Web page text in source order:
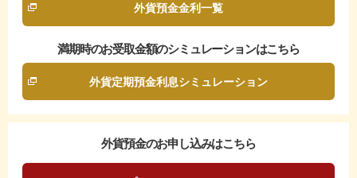
外貨預金金利一覧
満期時のお受取金額のシミュレーションはこちら
外貨定期預金利息シミュレーション
外貨預金のお申し込みはこちら